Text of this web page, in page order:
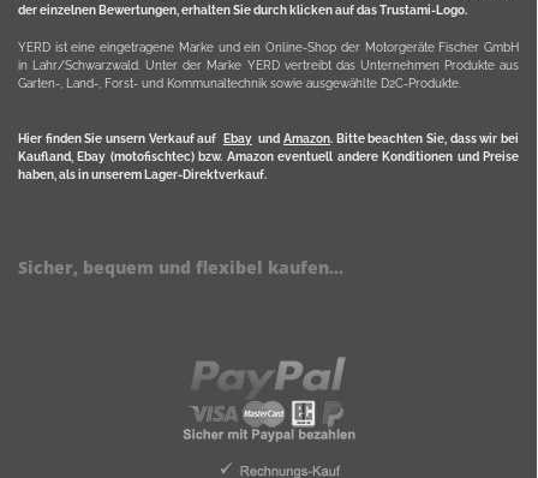
der einzelnen Bewertungen, erhalten Sie durch klicken auf das Trustami-Logo.
YERD ist eine eingetragene Marke und ein Online-Shop der Motorgeräte Fischer GmbH
in Lahr/Schwarzwald. Unter der Marke YERD vertreibt das Unternehmen Produkte aus
Garten-, Land-, Forst- und Kommunaltechnik sowie ausgewählte D2C-Produkte.
Hier finden Sie unsern Verkauf auf Ebayund Amazon. Bitte beachten Sie, dass wir bei
Kaufland, Ebay (motofischtec) bzw. Amazon eventuell andere Konditionen und Preise
haben, als in unserem Lager-Direktverkauf.
Sicher, bequem und flexibel kaufen...